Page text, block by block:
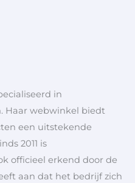
in
Haar webwinkel biedt
een uitstekende
2011 is
officieel erkend door de
aan dat het bedrijf zich